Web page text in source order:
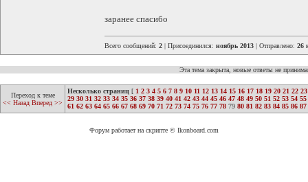
заранее спасибо
Всего сообщений: 2 | Присоединился: ноябрь 2013 | Отправлено: 26
Эта тема закрыта, новые ответы не
Переход к теме
<< Назад Вперед >>
Несколько страниц [ 1 2 3 4 5 6 7 8 9 10 11 12 13 14 15 16 17 18 19 20 21 22 23
29 30 31 32 33 34 35 36 37 38 39 40 41 42 43 44 45 46 47 48 49 50 51 52 53 54 55
61 62 63 64 65 66 67 68 69 70 71 72 73 74 75 76 77 78 79 80 81 82 83 84 85 86 87
Форум работает на скрипте © Ikonboard.com